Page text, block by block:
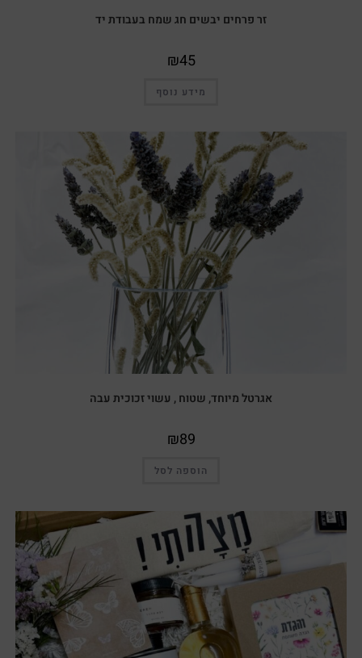
זר פרחים יבשים חג שמח בעבודת יד
₪45
מידע נוסף
אגרטל מיוחד, שטוח , עשוי זכוכית עבה
₪89
הוספה לסל